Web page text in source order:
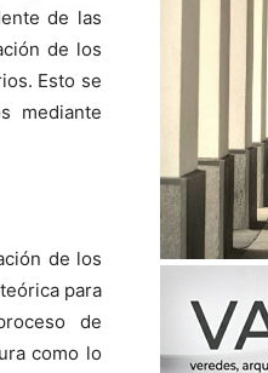
de las
de los
Esto se
mediante
de los
para
de
como lo